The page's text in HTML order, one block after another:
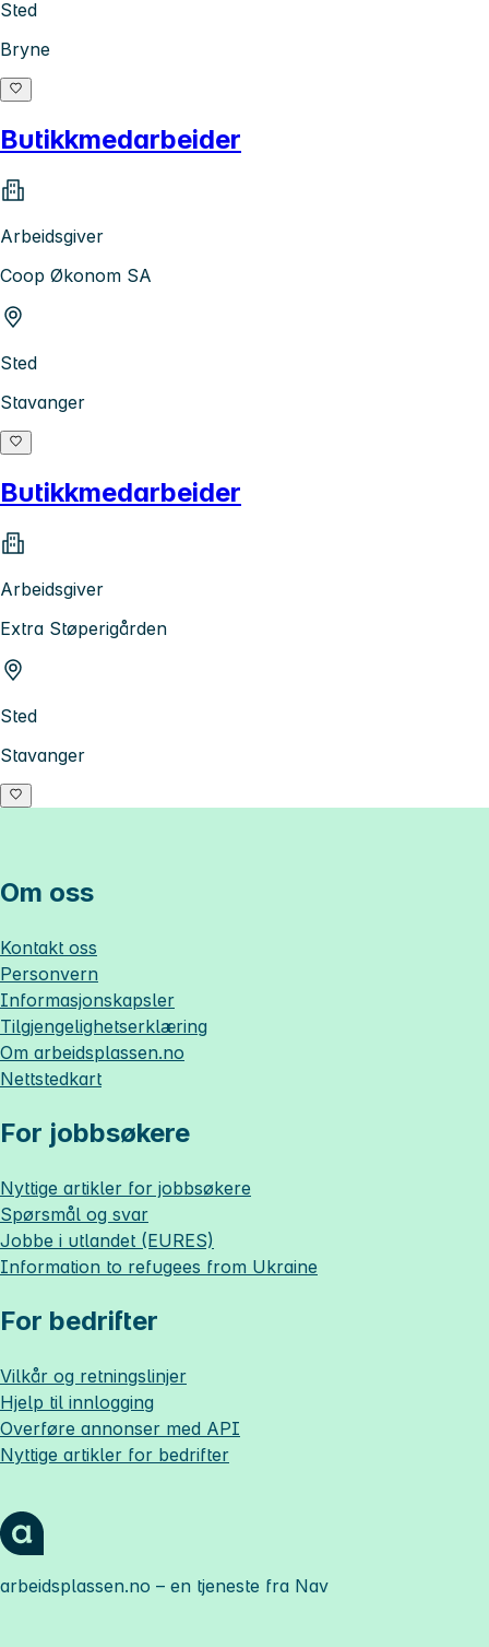
Sted
Bryne
Butikkmedarbeider
Arbeidsgiver
Coop Økonom SA
Sted
Stavanger
Butikkmedarbeider
Arbeidsgiver
Extra Støperigården
Sted
Stavanger
Om oss
Kontakt oss
Personvern
Informasjonskapsler
Tilgjengelighetserklæring
Om arbeidsplassen.no
Nettstedkart
For jobbsøkere
Nyttige artikler for jobbsøkere
Spørsmål og svar
Jobbe i utlandet (EURES)
Information to refugees from Ukraine
For bedrifter
Vilkår og retningslinjer
Hjelp til innlogging
Overføre annonser med API
Nyttige artikler for bedrifter
arbeidsplassen.no – en tjeneste fra Nav